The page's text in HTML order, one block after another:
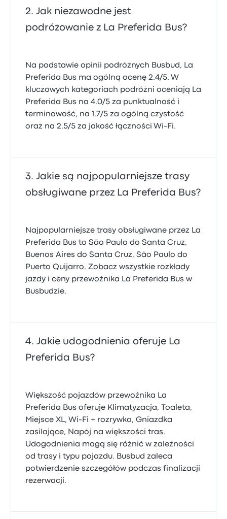
Jak niezawodne jest
podróżowanie z La Preferida Bus?
Na podstawie opinii podróżnych Busbud, La
Preferida Bus ma ogólną ocenę 2.4/5. W
kluczowych kategoriach podróżni oceniają La
Preferida Bus na 4.0/5 za punktualność i
terminowość, na 1.7/5 za ogólną czystość
oraz na 2.5/5 za jakość łączności Wi-Fi.
Jakie są najpopularniejsze trasy
obsługiwane przez La Preferida Bus?
Najpopularniejsze trasy obsługiwane przez La
Preferida Bus to São Paulo do Santa Cruz,
Buenos Aires do Santa Cruz, São Paulo do
Puerto Quijarro. Zobacz wszystkie rozkłady
jazdy i ceny przewoźnika La Preferida Bus w
Busbudzie.
Jakie udogodnienia oferuje La
Preferida Bus?
Większość pojazdów przewoźnika La
Preferida Bus oferuje Klimatyzacja, Toaleta,
Miejsce XL, Wi-Fi + rozrywka, Gniazdka
zasilające, Napój na większości tras.
Udogodnienia mogą się różnić w zależności
od trasy i typu pojazdu. Busbud zaleca
potwierdzenie szczegółów podczas finalizacji
rezerwacji.